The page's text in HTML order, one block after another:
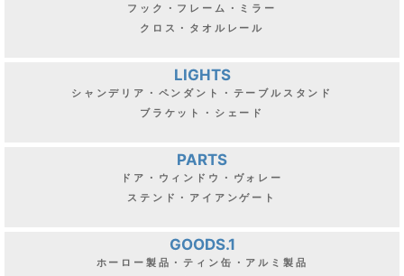
フック・フレーム・ミラー
クロス・タオルレール
LIGHTS
シャンデリア・ペンダント・テーブルスタンド
ブラケット・シェード
PARTS
ドア・ウィンドウ・ヴォレー
ステンド・アイアンゲート
GOODS.1
ホーロー製品・ティン缶・アルミ製品